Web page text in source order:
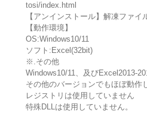
tosi/index.html
【アンインストール】解凍ファイ
【動作環境】
OS:Windows10/11
ソフト:Excel(32bit)
※.その他
Windows10/11、及びExcel2013-
その他のバージョンでもほぼ動作
レジストリは使用していません
特殊DLLは使用していません。